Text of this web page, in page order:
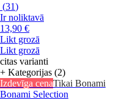
(31)
Ir noliktavā
13,90 €
Likt grozā
Likt grozā
citas varianti
+ Kategorijas (2)
Izdevīga cenaTikai Bonami
Bonami Selection